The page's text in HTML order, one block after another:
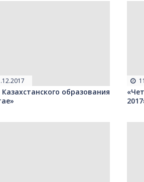
образования